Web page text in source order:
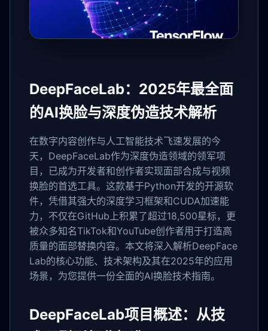
DeepFaceLab：2025年最全面
的AI换脸与深度伪造技术解析
在数字内容创作与人工智能技术飞速发展的今
天，DeepFaceLab作为深度伪造领域的领军项
目，已成为开发者和创作者实现面部合成与视频
换脸的首选工具。这款基于Python开发的开源软
件，凭借其强大的深度学习框架和CUDA加速能
力，不仅在GitHub上积累了超过18,500星标，更
被众多知名TikTok和YouTube创作者用于打造高
质量的面部替换内容。本文将深入解析DeepFace
Lab的核心功能、技术架构及其在2025年的应用
场景，为您提供一份全面的AI换脸技术指南。
DeepFaceLab项目概述：从技